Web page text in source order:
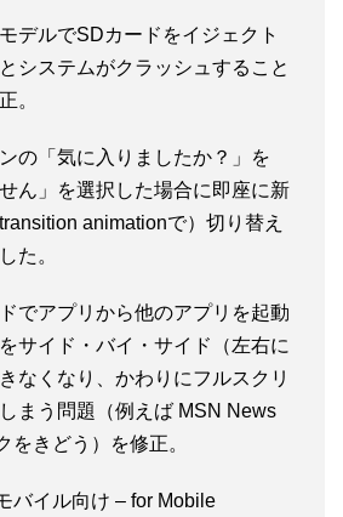
デルでSDカードをイジェクト
システムがクラッシュすること
。
の「気に入りましたか？」を
ん」を選択した場合に即座に新
animationで）切り替え
た。
でアプリから他のアプリを起動
サイド・バイ・サイド（左右に
なくなり、かわりにフルスクリ
まう問題（例えば MSN News
をきどう）を修正。
バイル向け – for Mobile